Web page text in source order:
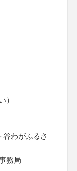
）
谷わがふるさ
務局